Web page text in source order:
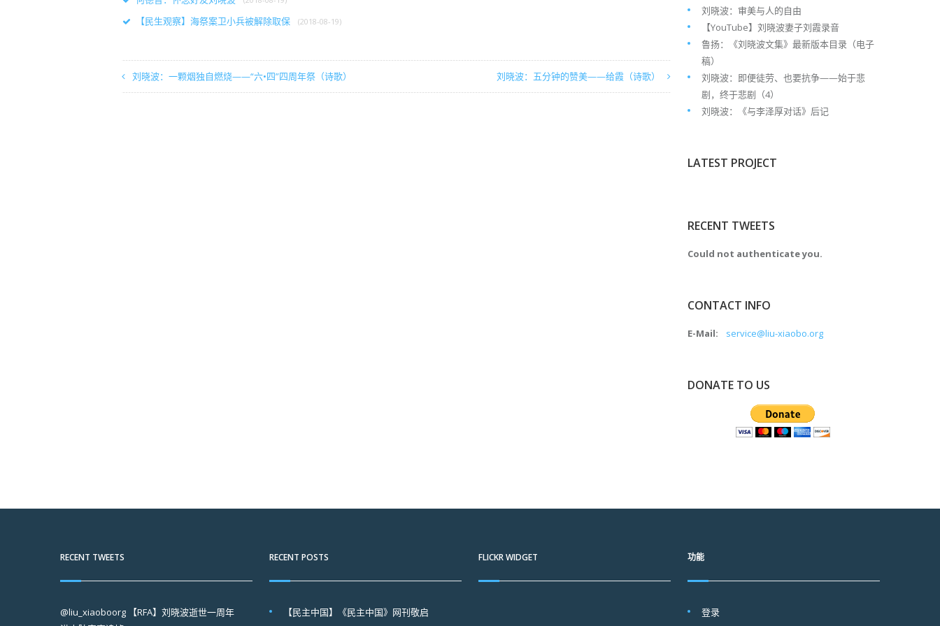
【民生观察】海祭案卫小兵被解除取保 (2018-08-19)
刘晓波：一颗烟独自燃烧——“六•四”四周年祭（诗歌） 刘晓波：五分钟的赞美——给霞（诗歌）
刘晓波：审美与人的自由
【YouTube】刘晓波妻子刘霞录音
鲁扬：《刘晓波文集》最新版本目录（电子
稿）
刘晓波：即便徒劳、也要抗争——始于悲
剧，终于悲剧（4）
刘晓波：《与李泽厚对话》后记
LATEST PROJECT
RECENT TWEETS
Could not authenticate you.
CONTACT INFO
E-Mail: service@liu-xiaobo.org
DONATE TO US
RECENT TWEETS
@liu_xiaoboorg 【RFA】刘晓波逝世一周年
RECENT POSTS
【民主中国】《民主中国》网刊敬启
FLICKR WIDGET 功能
登录